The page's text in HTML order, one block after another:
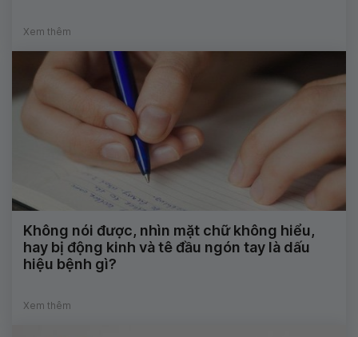
Xem thêm
Không nói được, nhìn mặt chữ không hiểu,
hay bị động kinh và tê đầu ngón tay là dấu
hiệu bệnh gì?
Xem thêm